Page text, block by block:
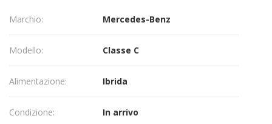
Marchio: Mercedes-Benz
Modello: Classe C
Alimentazione: Ibrida
Condizione: In arrivo